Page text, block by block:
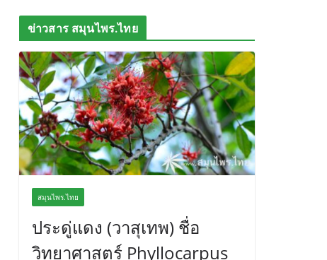
ข่าวสาร สมุนไพร.ไทย
สมุนไพร.ไทย
ประดู่แดง (วาสุเทพ) ชื่อ
วิทยาศาสตร์ Phyllocarpus